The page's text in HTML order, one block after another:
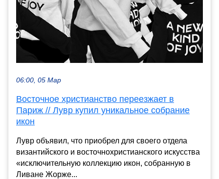
06:00, 05 Мар
Восточное христианство переезжает в
Париж // Лувр купил уникальное собрание
икон
Лувр объявил, что приобрел для своего отдела
византийского и восточнохристианского искусства
«исключительную коллекцию икон, собранную в
Ливане Жорже...